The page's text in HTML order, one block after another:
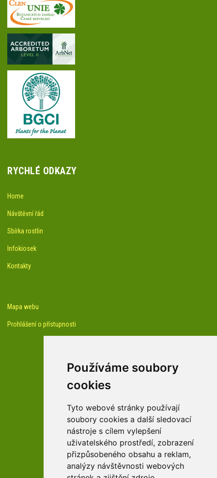
Používáme soubory
cookies
Tyto webové stránky používají
soubory cookies a další sledovací
nástroje s cílem vylepšení
uživatelského prostředí, zobrazení
přizpůsobeného obsahu a reklam,
analýzy návštěvnosti webových
RYCHLÉ ODKAZY
Home
Návštěvní řád
Sbírka rostlin
Infokiosek
Kontakty
Mapa webu
Prohlášení o přístupnosti
Youtube kanál arboreta